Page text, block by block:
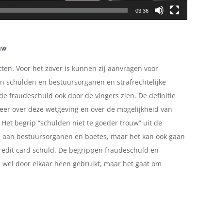
03:36
Voor het zover is kunnen zij aanvragen voor
schulden en bestuursorganen en strafrechtelijke
fraudeschuld ook door de vingers zien. De definitie
over deze wetgeving en over de mogelijkheid van
begrip “schulden niet te goeder trouw” uit de
bestuursorganen en boetes, maar het kan ook gaan
card schuld. De begrippen fraudeschuld en
door elkaar heen gebruikt, maar het gaat om